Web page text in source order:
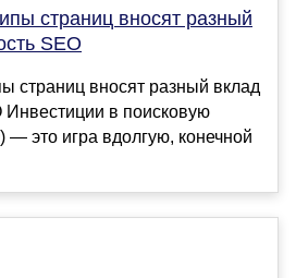
страниц вносят разный
SEO
страниц вносят разный вклад
Инвестиции в поисковую
— это игра вдолгую, конечной